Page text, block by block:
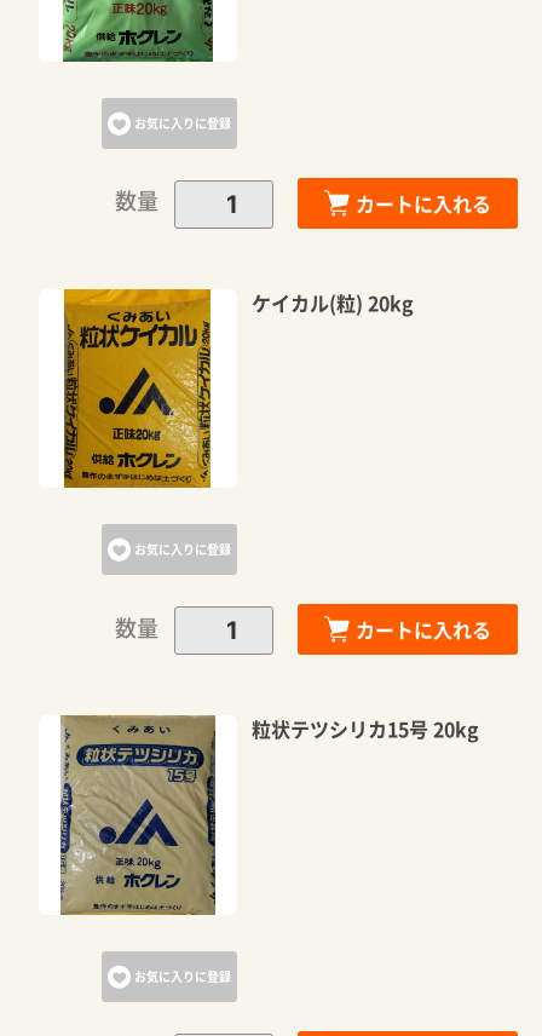
お気に入りに登録
数量 カートに入れる
お気に入りに登録
ケイカル(粒) 20kg
数量 カートに入れる
お気に入りに登録
粒状テツシリカ15号 20kg